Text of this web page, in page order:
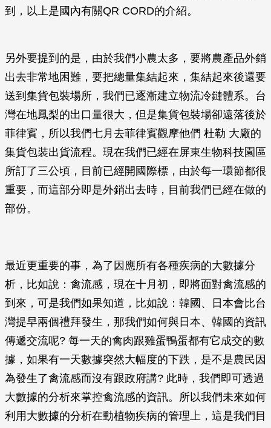
到，以上是國內有關QR CORD的介紹。
另外要提到的是，由於我們小農太多，要將農產品外銷
出去非常地困難，要把總量集結起來，集結起來後還要
送到集貨包裝場所，我們已逐漸建立物流冷鏈體系。台
灣在地鳳梨的出口量很大，但是集貨包裝場卻遠落後於
菲律賓，所以我們七月去菲律賓觀摩他們 杜勒 大廠的
集貨包裝出貨流程。現在我們已經在屏東生物科技園區
所訂了三公頃，目前已經開國際標，由於每一環節都很
重要，而這部分即是外銷出去時，目前我們已經在做的
部份。
最近更重要的事，為了因應所有各種疾病的大數據分
析，比如說：禽流感，現在十月初，即將面對禽流感的
到來，可是我們如果知道，比如說：韓國、日本會比台
灣提早兩個禮拜發生，那我們如何與日本、韓國的資訊
傳遞交流呢? 每一天的禽肉跟雞蛋鴨蛋都有它成交的數
據，如果有一天數據突然大幅度的下跌，是不是農民因
為發生了禽流感而沒有跟政府講? 此時，我們即可透過
大數據的分析來掌控禽流感的資訊。所以我們未來如何
利用大數據的分析在動植物疾病的管理上，這是我們目